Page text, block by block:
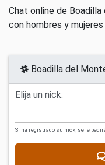
Chat online de
con hombres y
Boadilla del
Elija un nick:
Si ha registrado su nick, se le